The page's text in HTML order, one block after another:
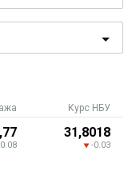
Курс НБУ
0.08
31,8018
-0.03